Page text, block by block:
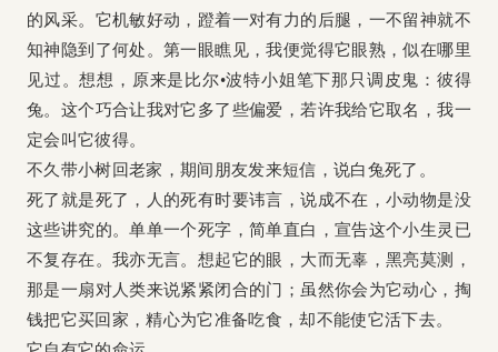
的风采。它机敏好动，蹬着一对有力的后腿，一不留神就不
知神隐到了何处。第一眼瞧见，我便觉得它眼熟，似在哪里
见过。想想，原来是比尔•波特小姐笔下那只调皮鬼：彼得
兔。这个巧合让我对它多了些偏爱，若许我给它取名，我一
定会叫它彼得。
不久带小树回老家，期间朋友发来短信，说白兔死了。
死了就是死了，人的死有时要讳言，说成不在，小动物是没
这些讲究的。单单一个死字，简单直白，宣告这个小生灵已
不复存在。我亦无言。想起它的眼，大而无辜，黑亮莫测，
那是一扇对人类来说紧紧闭合的门；虽然你会为它动心，掏
钱把它买回家，精心为它准备吃食，却不能使它活下去。